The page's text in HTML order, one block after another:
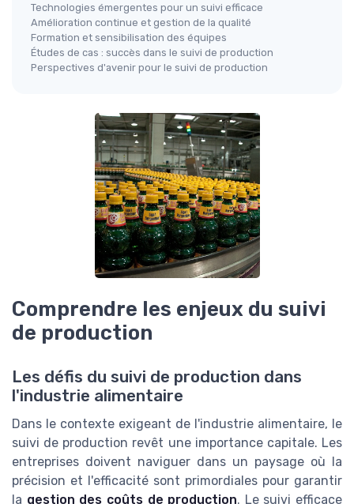
Technologies émergentes pour un suivi efficace
Amélioration continue et gestion de la qualité
Formation et sensibilisation des équipes
Études de cas : succès dans le suivi de production
Perspectives d'avenir pour le suivi de production
Comprendre les enjeux du suivi
de production
Les défis du suivi de production dans
l'industrie alimentaire
Dans le contexte exigeant de l'industrie alimentaire, le
suivi de production revêt une importance capitale. Les
entreprises doivent naviguer dans un paysage où la
précision et l'efficacité sont primordiales pour garantir
la gestion des coûts de production. Le suivi efficace